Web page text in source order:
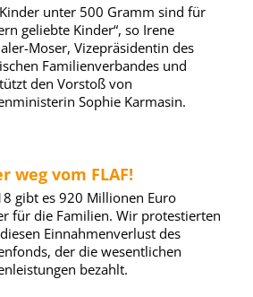
Kinder unter 500 Gramm sind für
geliebte Kinder“, so Irene
Moser, Vizepräsidentin des
Familienverbandes und
den Vorstoß von
Sophie Karmasin.
weg vom FLAF!
gibt es 920 Millionen Euro
für die Familien. Wir protestierten
Einnahmenverlust des
der die wesentlichen
bezahlt.